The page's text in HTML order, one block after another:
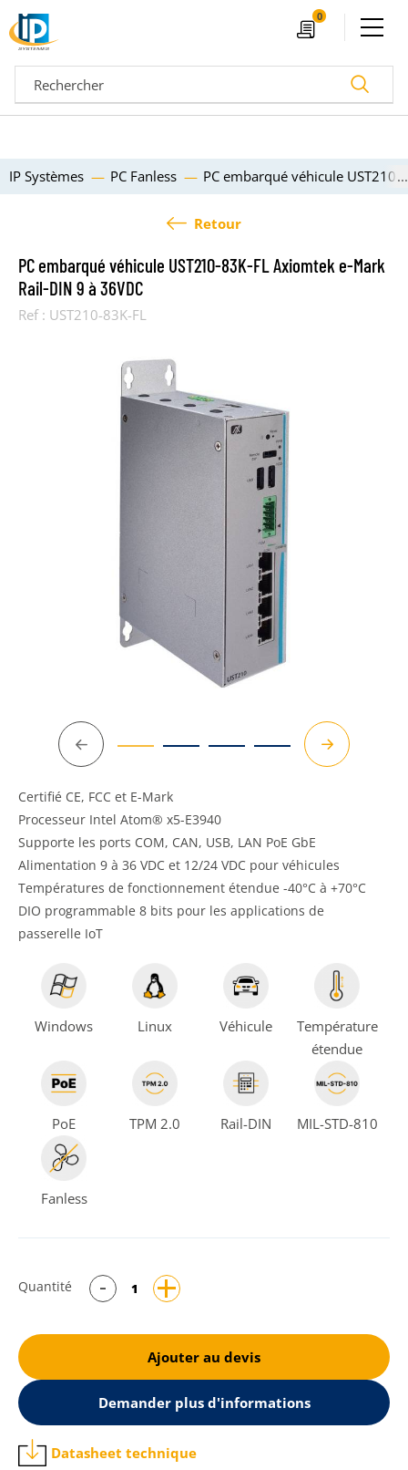
0
Devis Ouvrir le menu
IP Systèmes PC Fanless PC embarqué véhicule
Retour
Précédent Suivant
PC embarqué véhicule UST210-83K-FL Axiomtek e-Mark
Rail-DIN 9 à 36VDC
Ref : UST210-83K-FL
Certifié CE, FCC et E-Mark
Processeur Intel Atom® x5-E3940
Supporte les ports COM, CAN, USB, LAN PoE GbE
Alimentation 9 à 36 VDC et 12/24 VDC pour véhicules
Températures de fonctionnement étendue -40°C à +70°C
DIO programmable 8 bits pour les applications de
passerelle IoT
Windows Linux Véhicule
Température
étendue
PoE TPM 2.0 Rail-DIN MIL-STD-810
Fanless
Quantité
Ajouter au devis
Demander plus d'informations
Datasheet technique